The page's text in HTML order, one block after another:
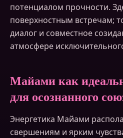
потенциалом прочности.
поверхностным встречам;
диалог и совместное
атмосфере
Майами как
для осознанного
Энергетика Майами
свершениям и ярким